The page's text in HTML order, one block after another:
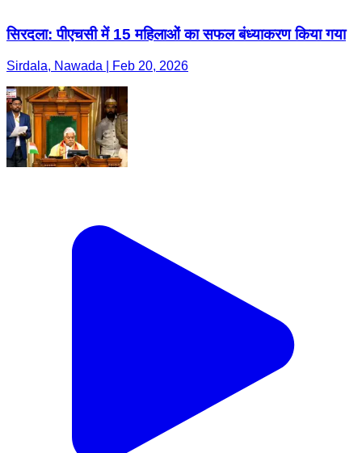
सिरदला: पीएचसी में 15 महिलाओं का सफल बंध्याकरण किया गया
Sirdala, Nawada | Feb 20, 2026